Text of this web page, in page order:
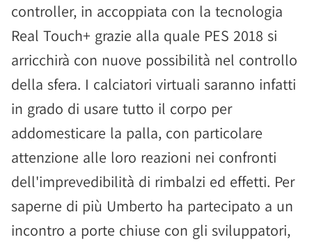
controller, in accoppiata con la tecnologia
Real Touch+ grazie alla quale PES 2018 si
arricchirà con nuove possibilità nel controllo
della sfera. I calciatori virtuali saranno infatti
in grado di usare tutto il corpo per
addomesticare la palla, con particolare
attenzione alle loro reazioni nei confronti
dell'imprevedibilità di rimbalzi ed effetti. Per
saperne di più Umberto ha partecipato a un
incontro a porte chiuse con gli sviluppatori,